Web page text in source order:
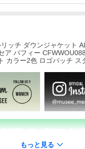
ッチ ダウンジャケット
ア パフィー
カラー2色 ロゴパッチ ス
もっと見る